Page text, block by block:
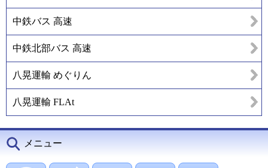
中鉄バス 高速
中鉄北部バス 高速
八晃運輸 めぐりん
八晃運輸 FLAt
メニュー